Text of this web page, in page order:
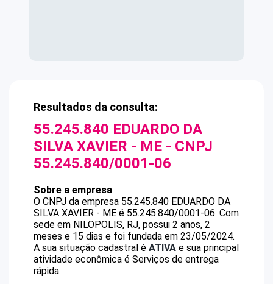
Resultados da consulta:
55.245.840 EDUARDO DA
SILVA XAVIER - ME - CNPJ
55.245.840/0001-06
Sobre a empresa
O CNPJ da empresa 55.245.840 EDUARDO DA
SILVA XAVIER - ME é 55.245.840/0001-06. Com
sede em NILOPOLIS, RJ, possui 2 anos, 2
meses e 15 dias e foi fundada em 23/05/2024.
A sua situação cadastral é ATIVA e sua principal
atividade econômica é Serviços de entrega
rápida.